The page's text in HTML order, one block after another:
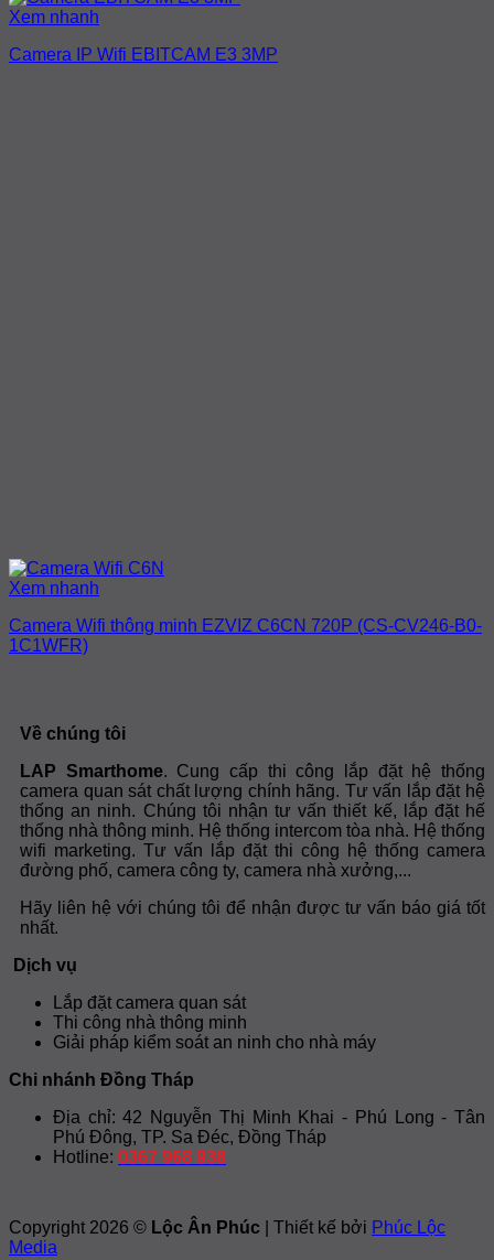
Xem nhanh
Camera IP Wifi EBITCAM E3 3MP
Xem nhanh
Camera Wifi thông minh EZVIZ C6CN 720P (CS-CV246-B0-
1C1WFR)
Về chúng tôi
LAP Smarthome. Cung cấp thi công lắp đặt hệ thống
camera quan sát chất lượng chính hãng. Tư vấn lắp đặt hệ
thống an ninh. Chúng tôi nhận tư vấn thiết kế, lắp đặt hế
thống nhà thông minh. Hệ thống intercom tòa nhà. Hệ thống
wifi marketing. Tư vấn lắp đặt thi công hệ thống camera
đường phố, camera công ty, camera nhà xưởng,...
Hãy liên hệ với chúng tôi để nhận được tư vấn báo giá tốt
nhất.
Dịch vụ
Lắp đặt camera quan sát
Thi công nhà thông minh
Giải pháp kiểm soát an ninh cho nhà máy
Chi nhánh Đồng Tháp
Địa chỉ: 42 Nguyễn Thị Minh Khai - Phú Long - Tân
Phú Đông, TP. Sa Đéc, Đồng Tháp
Hotline: 0367 968 938
Copyright 2026 © Lộc Ân Phúc | Thiết kế bởi Phúc Lộc
Media